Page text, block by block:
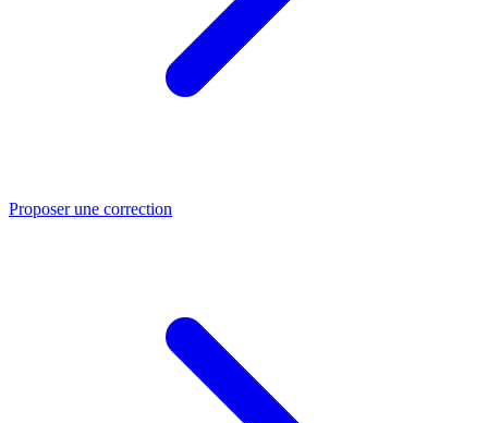
Proposer une correction